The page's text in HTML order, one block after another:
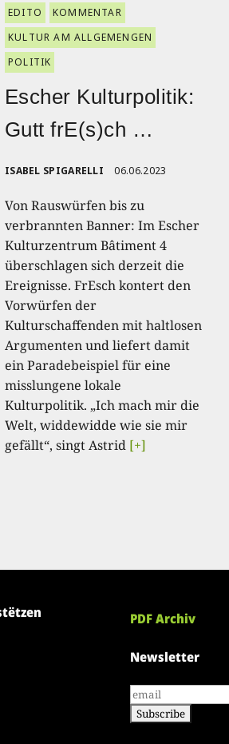
EDITO
KOMMENTAR
KULTUR AM ALLGEMENGEN
POLITIK
Escher Kulturpolitik:
Gutt frE(s)ch …
ISABEL SPIGARELLI 06.06.2023
Von Rauswürfen bis zu
verbrannten Banner: Im Escher
Kulturzentrum Bâtiment 4
überschlagen sich derzeit die
Ereignisse. FrEsch kontert den
Vorwürfen der
Kulturschaffenden mit haltlosen
Argumenten und liefert damit
ein Paradebeispiel für eine
misslungene lokale
Kulturpolitik. „Ich mach mir die
Welt, widdewidde wie sie mir
gefällt“, singt Astrid [+]
PDF Archiv
Newsletter